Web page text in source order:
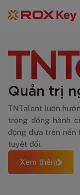
Quản trị
TNTalent luôn
trọng đồng hành
động dựa trên nền
tuyệt đối.
Xem thêm